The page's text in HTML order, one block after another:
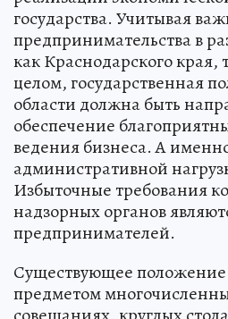
государства. Учитывая
предпринимательства в
как Краснодарского края,
целом, государственная
области должна быть
обеспечение
ведения бизнеса. А
административной
Избыточные требования
надзорных органов
предпринимателей.
Существующее положение
предметом